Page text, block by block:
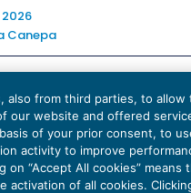
Canepa
e studi professionali: le
concrete
eStefano Dovier
also from third parties, to allow
our website and offered
of your prior consent, to
activity to improve
on “Accept All cookies” means
activation of all cookies.